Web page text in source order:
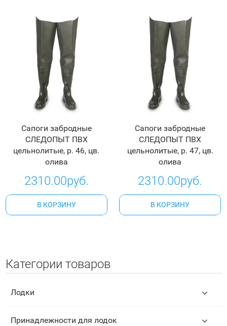
Сапоги забродные
СЛЕДОПЫТ ПВХ
цельнолитые, р. 46, цв.
олива
2310.00руб.
В КОРЗИНУ
Сапоги забродные
СЛЕДОПЫТ ПВХ
цельнолитые, р. 47, цв.
олива
2310.00руб.
В КОРЗИНУ
Категории товаров
Лодки
Принадлежности для лодок